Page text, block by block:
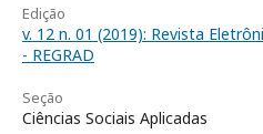
Edição
v. 12 n. 01 (2019): Revista
- REGRAD
Seção
Ciências Sociais Aplicadas